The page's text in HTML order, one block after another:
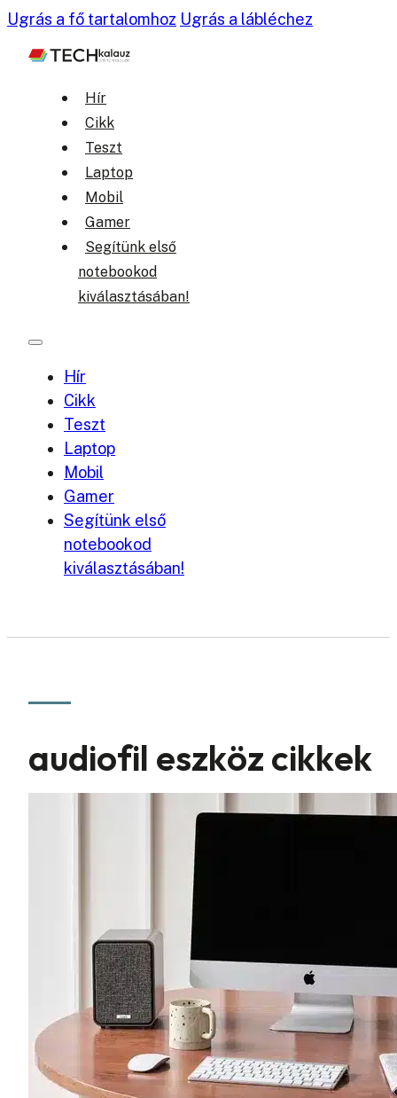
Ugrás a fő tartalomhoz Ugrás a lábléchez
Hír
Cikk
Teszt
Laptop
Mobil
Gamer
Segítünk első
notebookod
kiválasztásában!
Hír
Cikk
Teszt
Laptop
Mobil
Gamer
Segítünk első
notebookod
kiválasztásában!
audiofil eszköz cikkek